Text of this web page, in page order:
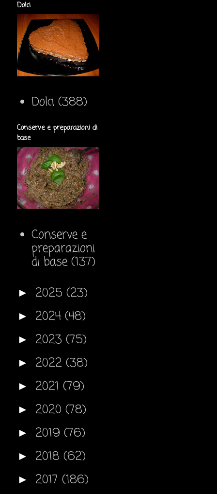
Dolci
Dolci (388)
Conserve e preparazioni di
base
Conserve e
preparazioni
di base (137)
► 2025 (23)
► 2024 (48)
► 2023 (75)
► 2022 (38)
► 2021 (79)
► 2020 (78)
► 2019 (76)
► 2018 (62)
► 2017 (186)